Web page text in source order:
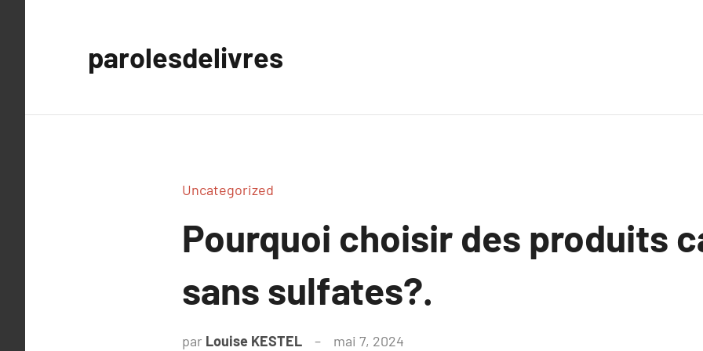
parolesdelivres
Uncategorized
Pourquoi choisir des produits
sans sulfates?.
par Louise KESTEL mai 7, 2024